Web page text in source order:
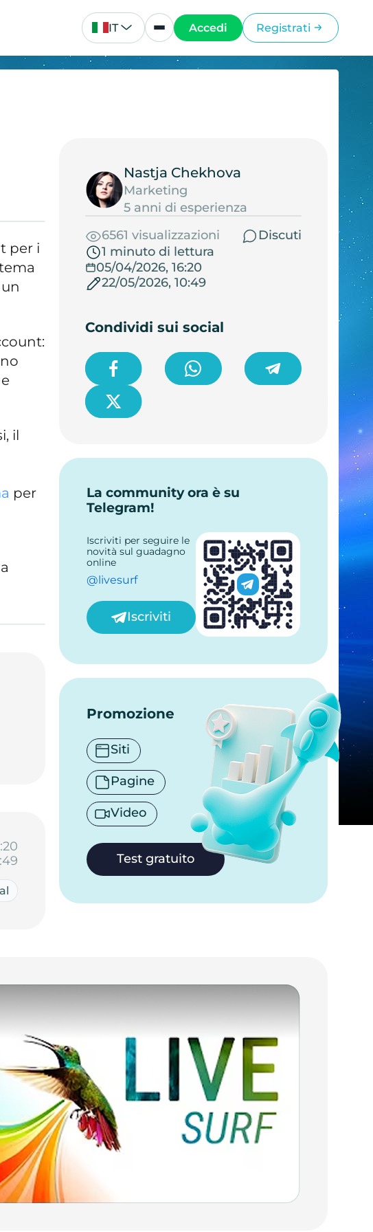
IT Accedi Registrati
per i
il
per
Nastja Chekhova
Marketing
5 anni di esperienza
6561 visualizzazioni
Discuti
1 minuto di lettura
05/04/2026, 16:20
22/05/2026, 10:49
Condividi sui social
La community ora è su
Telegram!
Iscriviti per seguire le
novità sul guadagno
online
@livesurf
Iscriviti
Promozione
Siti
Pagine
Video
Test gratuito